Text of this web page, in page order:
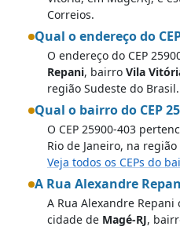
Correios.
Qual o endereço do
O endereço do CEP
Repani, bairro Vila
região Sudeste do Brasil.
Qual o bairro do CEP
O CEP 25900-403
Rio de Janeiro, na
Veja todos os CEPs do
A Rua Alexandre
A Rua Alexandre Repani
cidade de Magé-RJ,